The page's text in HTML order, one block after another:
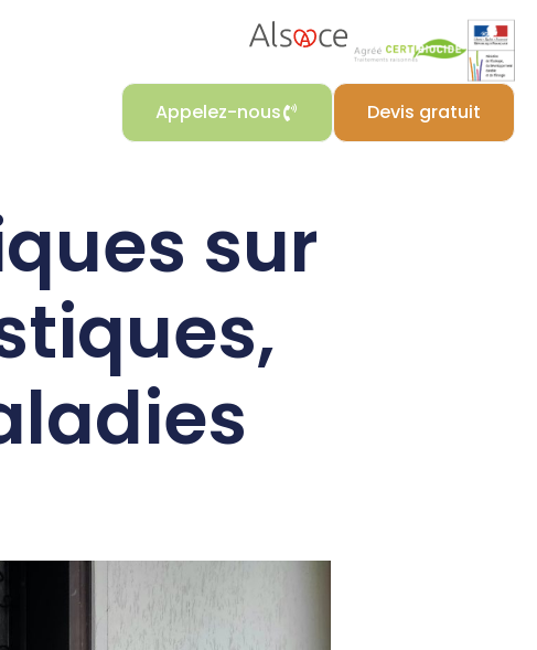
Appelez-nous Devis gratuit
sur